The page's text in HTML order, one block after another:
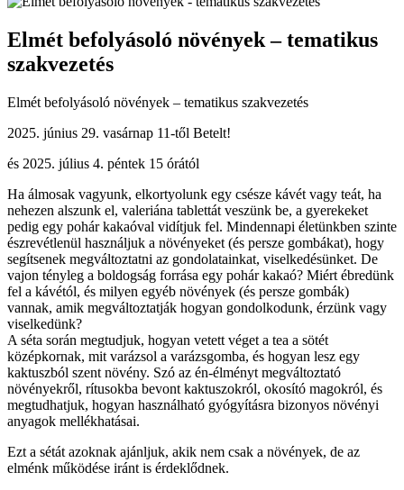
Elmét befolyásoló növények – tematikus
szakvezetés
Elmét befolyásoló növények – tematikus szakvezetés
2025. június 29. vasárnap 11-től Betelt!
és 2025. július 4. péntek 15 órától
Ha álmosak vagyunk, elkortyolunk egy csésze kávét vagy teát, ha
nehezen alszunk el, valeriána tablettát veszünk be, a gyerekeket
pedig egy pohár kakaóval vidítjuk fel. Mindennapi életünkben szinte
észrevétlenül használjuk a növényeket (és persze gombákat), hogy
segítsenek megváltoztatni az gondolatainkat, viselkedésünket. De
vajon tényleg a boldogság forrása egy pohár kakaó? Miért ébredünk
fel a kávétól, és milyen egyéb növények (és persze gombák)
vannak, amik megváltoztatják hogyan gondolkodunk, érzünk vagy
viselkedünk?
A séta során megtudjuk, hogyan vetett véget a tea a sötét
középkornak, mit varázsol a varázsgomba, és hogyan lesz egy
kaktuszból szent növény. Szó az én-élményt megváltoztató
növényekről, rítusokba bevont kaktuszokról, okosító magokról, és
megtudhatjuk, hogyan használható gyógyításra bizonyos növényi
anyagok mellékhatásai.
Ezt a sétát azoknak ajánljuk, akik nem csak a növények, de az
elménk működése iránt is érdeklődnek.